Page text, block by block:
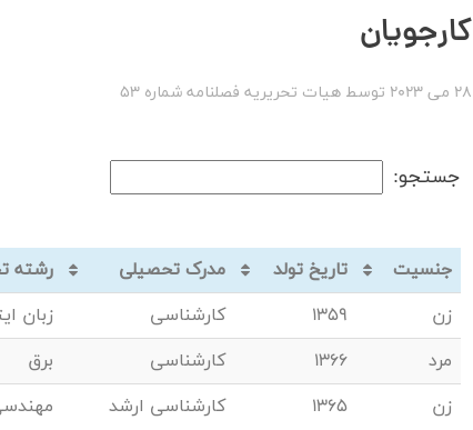
کارجویان
28 می 2023 توسط هیات تحریریه فصلنامه شماره 53
جستجو:
جنسیت تاریخ تولد مدرک تحصیلی رشته
زن
1359 کارشناسی زبان
مرد
1366 کارشناسی برق
زن
1365 کارشناسی ارشد